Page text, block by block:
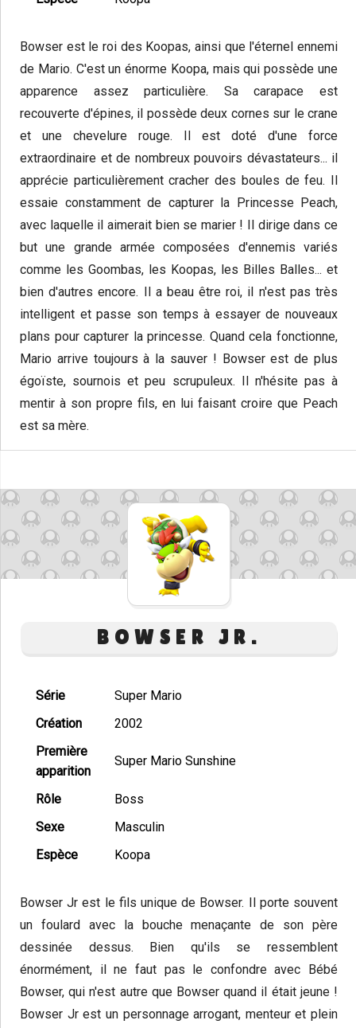
Bowser est le roi des Koopas, ainsi que l'éternel ennemi
de Mario. C'est un énorme Koopa, mais qui possède une
apparence assez particulière. Sa carapace est
recouverte d'épines, il possède deux cornes sur le crane
et une chevelure rouge. Il est doté d'une force
extraordinaire et de nombreux pouvoirs dévastateurs... il
apprécie particulièrement cracher des boules de feu. Il
essaie constamment de capturer la Princesse Peach,
avec laquelle il aimerait bien se marier ! Il dirige dans ce
but une grande armée composées d'ennemis variés
comme les Goombas, les Koopas, les Billes Balles... et
bien d'autres encore. Il a beau être roi, il n'est pas très
intelligent et passe son temps à essayer de nouveaux
plans pour capturer la princesse. Quand cela fonctionne,
Mario arrive toujours à la sauver ! Bowser est de plus
égoïste, sournois et peu scrupuleux. Il n'hésite pas à
mentir à son propre fils, en lui faisant croire que Peach
est sa mère.
BOWSER JR.
Série
Super Mario
Création
2002
Première
apparition
Super Mario Sunshine
Rôle
Boss
Sexe
Masculin
Espèce
Koopa
Bowser Jr est le fils unique de Bowser. Il porte souvent
un foulard avec la bouche menaçante de son père
dessinée dessus. Bien qu'ils se ressemblent
énormément, il ne faut pas le confondre avec Bébé
Bowser, qui n'est autre que Bowser quand il était jeune !
Bowser Jr est un personnage arrogant, menteur et plein